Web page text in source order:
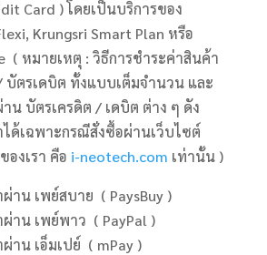
Card ) โดยเป็นบริการของ
Krungsri Smart Plan หรือ
( หมายเหตุ : วิธีการชำระค่าสินค้า
บัตรเดบิต ทั้งแบบเต็มจำนวน และ
น บัตรเครดิต / เดบิต ต่าง ๆ ดัง
ด้เฉพาะกรณีสั่งซื้อผ่านเว็บไซต์
องเรา คือ i-neotech.com เท่านั้น )
าน เพย์สบาย ( PaysBuy )
าน เพย์พาว ( PayPal )
าน เอ็มเปย์ ( mPay )